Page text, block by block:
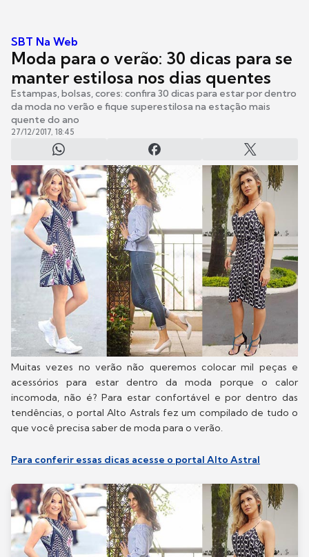
SBT Na Web
Moda para o verão: 30 dicas para se
manter estilosa nos dias quentes
Estampas, bolsas, cores: confira 30 dicas para estar por dentro
da moda no verão e fique superestilosa na estação mais
quente do ano
27/12/2017, 18:45
Muitas vezes no verão não queremos colocar mil peças e
acessórios para estar dentro da moda porque o calor
incomoda, não é? Para estar confortável e por dentro das
tendências, o portal Alto Astrals fez um compilado de tudo o
que você precisa saber de moda para o verão.
Para conferir essas dicas acesse o portal Alto Astral